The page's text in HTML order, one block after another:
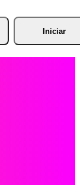
Iniciar